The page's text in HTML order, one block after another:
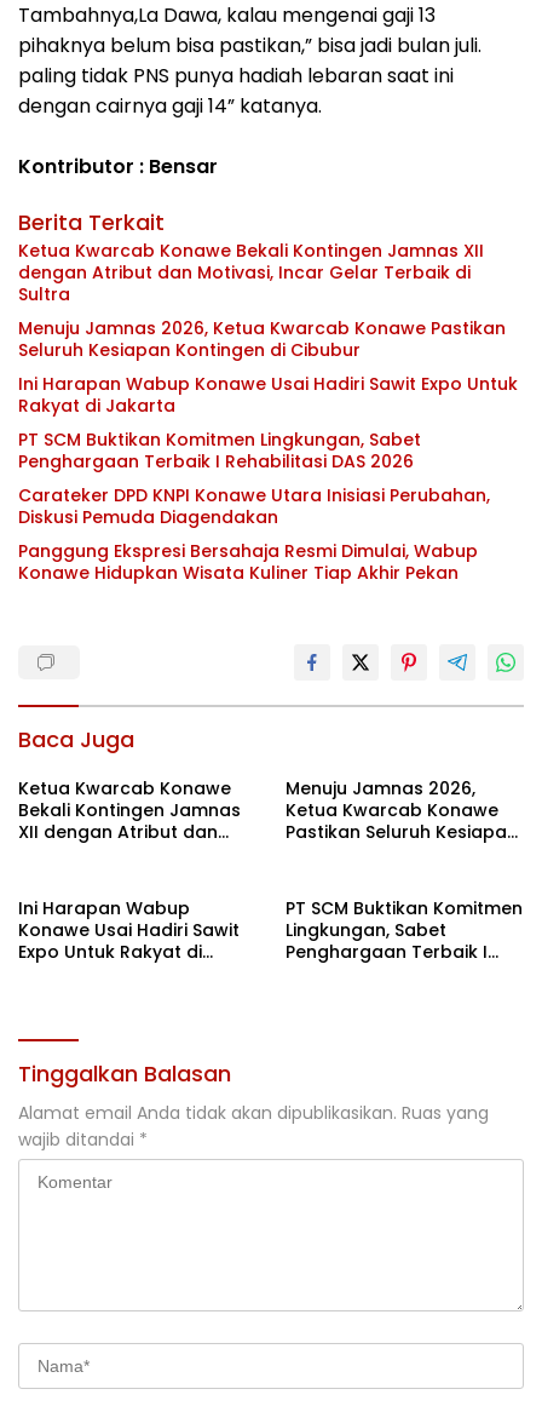
Tambahnya,La Dawa, kalau mengenai gaji 13
pihaknya belum bisa pastikan,” bisa jadi bulan juli.
paling tidak PNS punya hadiah lebaran saat ini
dengan cairnya gaji 14” katanya.
Kontributor : Bensar
Berita Terkait
Ketua Kwarcab Konawe Bekali Kontingen Jamnas XII
dengan Atribut dan Motivasi, Incar Gelar Terbaik di
Sultra
Menuju Jamnas 2026, Ketua Kwarcab Konawe Pastikan
Seluruh Kesiapan Kontingen di Cibubur
Ini Harapan Wabup Konawe Usai Hadiri Sawit Expo Untuk
Rakyat di Jakarta
PT SCM Buktikan Komitmen Lingkungan, Sabet
Penghargaan Terbaik I Rehabilitasi DAS 2026
Carateker DPD KNPI Konawe Utara Inisiasi Perubahan,
Diskusi Pemuda Diagendakan
Panggung Ekspresi Bersahaja Resmi Dimulai, Wabup
Konawe Hidupkan Wisata Kuliner Tiap Akhir Pekan
Baca Juga
Ketua Kwarcab Konawe
Bekali Kontingen Jamnas
XII dengan Atribut dan
Menuju Jamnas 2026,
Ketua Kwarcab Konawe
Pastikan Seluruh Kesiapan
Ini Harapan Wabup
Konawe Usai Hadiri Sawit
Expo Untuk Rakyat di
PT SCM Buktikan Komitmen
Lingkungan, Sabet
Penghargaan Terbaik I
Tinggalkan Balasan
Alamat email Anda tidak akan dipublikasikan. Ruas yang
wajib ditandai *